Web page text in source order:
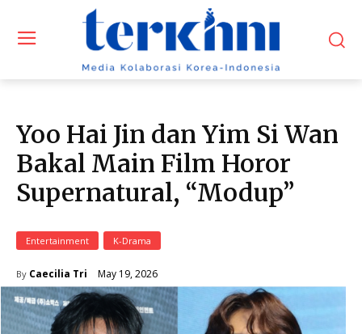
Yoo Hai Jin dan Yim Si Wan
Bakal Main Film Horor
Supernatural, “Modup”
Entertainment K-Drama
By Caecilia Tri May 19, 2026